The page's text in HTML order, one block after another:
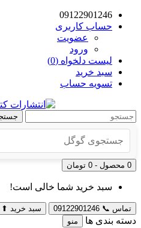
09122901246
حساب کاربری
عضویت
ورود
لیست دلخواه (0)
سبد خرید
تسویه حساب
0 محصول - 0 تومان
سبد خرید شما خالی است!
تماس 📞
09122901246 سبد خرید ⬆
دسته بندی ها منو